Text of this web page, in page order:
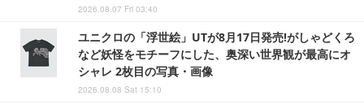
2026.08.07 Fri 03:40
ユニクロの「浮世絵」UTが8月17日発売!がしゃどくろ
など妖怪をモチーフにした、奥深い世界観が最高にオ
シャレ 2枚目の写真・画像
2026.08.08 Sat 15:10